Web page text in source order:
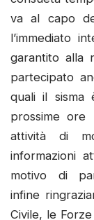
va al capo
l’immediato
garantito alla
partecipato
quali il sisma
prossime ore
attività di
informazioni
motivo di
infine
Civile, le